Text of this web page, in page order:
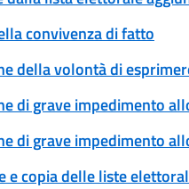
convivenza di fatto
della volontà di
di grave impedimento
di grave impedimento
e copia delle liste